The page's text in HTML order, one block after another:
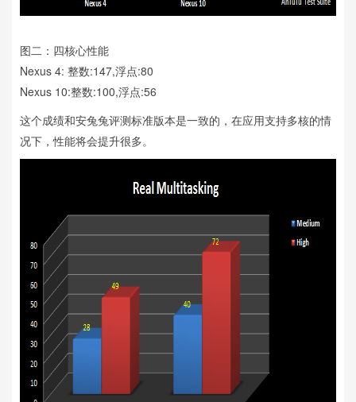
图二：四核心性能
Nexus 4: 整数:147,浮点:80
Nexus 10:整数:100,浮点:56
这个成绩和安兔兔评测标准版本是一致的，在应用支持多核的情
况下，性能将会提升很多。